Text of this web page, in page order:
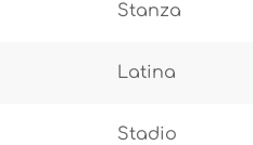
Stanza
Latina
Stadio